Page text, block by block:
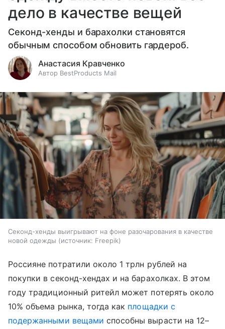
дело в качестве вещей
Секонд-хенды и барахолки становятся
обычным способом обновить гардероб.
Анастасия Кравченко
Автор BestProducts Mail
Секонд-хенды выигрывают на фоне разочарования в качестве
новой одежды
источник: Freepik
Россияне потратили около 1 трлн рублей на
покупки в секонд-хендах и на барахолках. В этом
году традиционный ритейл может потерять около
10% объема рынка, тогда как площадки с
подержанными вещами способны вырасти на 12–